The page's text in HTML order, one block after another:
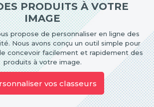
PRODUITS À VOTRE
IMAGE
propose de personnaliser en ligne des
Nous avons conçu un outil simple pour
concevoir facilement et rapidement des
produits à votre image.
vos classeurs